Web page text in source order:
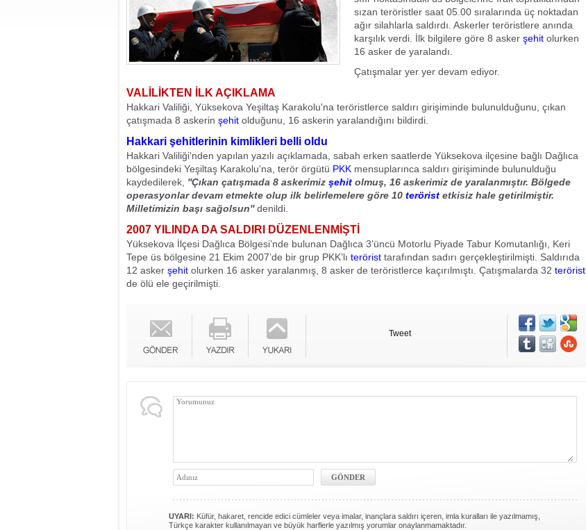
sızan teröristler saat 05.00 sıralarında üç noktadan
ağır silahlarla saldırdı. Askerler teröristlere anında
karşılık verdi. İlk bilgilere göre 8 asker şehit olurken
16 asker de yaralandı.
Çatışmalar yer yer devam ediyor.
VALİLİKTEN İLK AÇIKLAMA
Hakkari Valiliği, Yüksekova Yeşiltaş Karakolu'na teröristlerce saldırı girişiminde bulunulduğunu, çıkan
çatışmada 8 askerin şehit olduğunu, 16 askerin yaralandığını bildirdi.
Hakkari şehitlerinin kimlikleri belli oldu
Hakkari Valiliği'nden yapılan yazılı açıklamada, sabah erken saatlerde Yüksekova ilçesine bağlı Dağlıca
bölgesindeki Yeşiltaş Karakolu'na, terör örgütü PKK mensuplarınca saldırı girişiminde bulunulduğu
kaydedilerek, ''Çıkan çatışmada 8 askerimiz şehit olmuş, 16 askerimiz de yaralanmıştır. Bölgede
operasyonlar devam etmekte olup ilk belirlemelere göre 10 terörist etkisiz hale getirilmiştir.
Milletimizin başı sağolsun''denildi.
2007 YILINDA DA SALDIRI DÜZENLENMİŞTİ
Yüksekova İlçesi Dağlıca Bölgesi’nde bulunan Dağlıca 3’üncü Motorlu Piyade Tabur Komutanlığı, Keri
Tepe üs bölgesine 21 Ekim 2007’de bir grup PKK’lı terörist tarafından sadırı gerçekleştirilmişti. Saldırıda
12 asker şehit olurken 16 asker yaralanmış, 8 asker de teröristlerce kaçırılmıştı. Çatışmalarda 32 terörist
de ölü ele geçirilmişti.
Tweet
UYARI: Küfür, hakaret, rencide edici cümleler veya imalar, inançlara saldırı içeren, imla kuralları ile yazılmamış,
Türkçe karakter kullanılmayan ve büyük harflerle yazılmış yorumlar onaylanmamaktadır.